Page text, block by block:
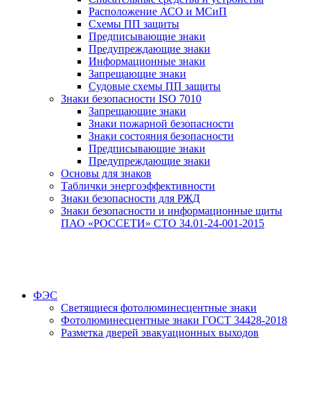
Расположение АСО и МСиП
Схемы ПП защиты
Предписывающие знаки
Предупреждающие знаки
Информационные знаки
Запрещающие знаки
Судовые схемы ПП защиты
Знаки безопасности ISO 7010
Запрещающие знаки
Знаки пожарной безопасности
Знаки состояния безопасности
Предписывающие знаки
Предупреждающие знаки
Основы для знаков
Таблички энергоэффективности
Знаки безопасности для РЖД
Знаки безопасности и информационные щиты
ПАО «РОССЕТИ» СТО 34.01-24-001-2015
ФЭС
Светящиеся фотолюминесцентные знаки
Фотолюминесцентные знаки ГОСТ 34428-2018
Разметка дверей эвакуационных выходов